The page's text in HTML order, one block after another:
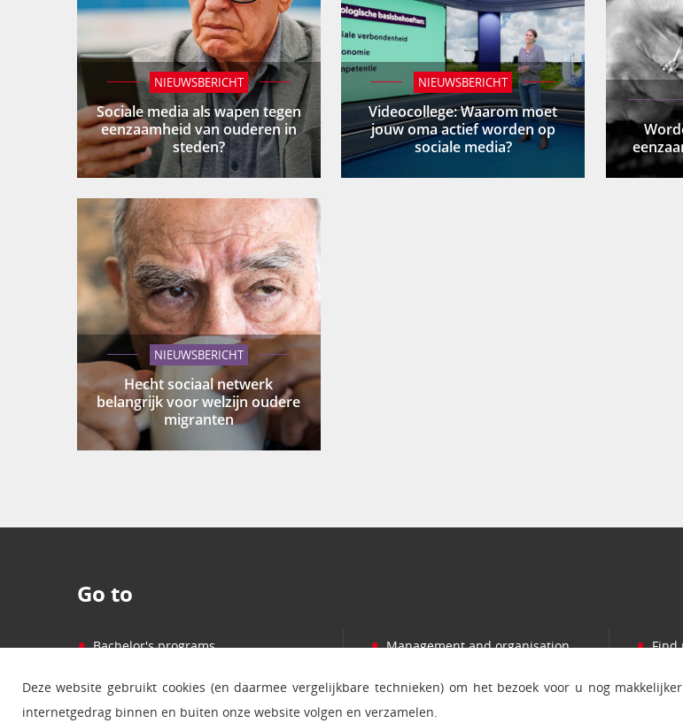
NIEUWSBERICHT
Sociale media als wapen tegen
eenzaamheid van ouderen in
steden?
NIEUWSBERICHT
Videocollege: Waarom moet
jouw oma actief worden op
sociale media?
NIEUWSBERICHT
Hecht sociaal netwerk
belangrijk voor welzijn oudere
migranten
Deze website gebruikt cookies (en daarmee vergelijkbare technieken) om het bezoek voor u nog
internetgedrag binnen en buiten onze website volgen en verzamelen.
Go to
•Bachelor's programs
•
•Courses
•Management and organisation
•
•Cooperation
•Find
•